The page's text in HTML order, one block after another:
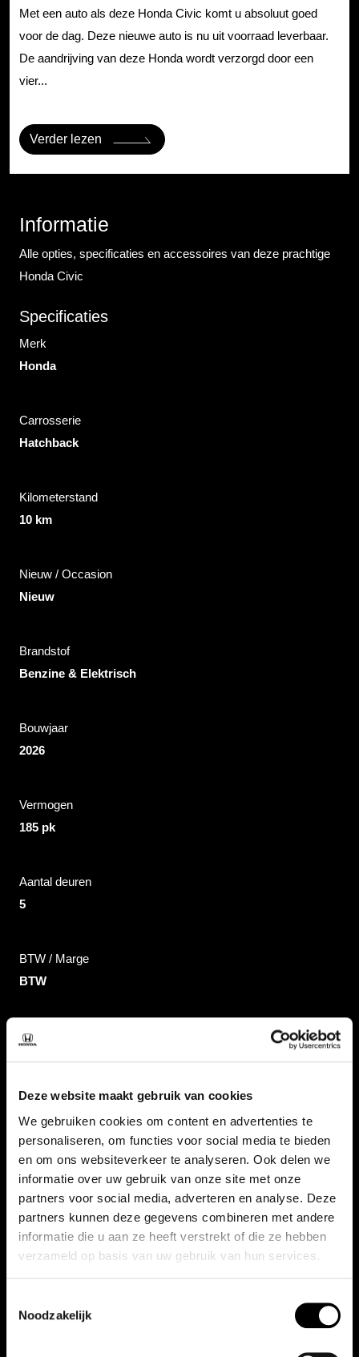
Deze website maakt gebruik van cookies
We gebruiken cookies om content en advertenties te
personaliseren, om functies voor social media te bieden
en om ons websiteverkeer te analyseren. Ook delen we
informatie over uw gebruik van onze site met onze
partners voor social media, adverteren en analyse. Deze
partners kunnen deze gegevens combineren met andere
informatie die u aan ze heeft verstrekt of die ze hebben
verzameld op basis van uw gebruik van hun services.
Noodzakelijk
Met een auto als deze Honda Civic komt u absoluut goed
voor de dag. Deze nieuwe auto is nu uit voorraad leverbaar.
De aandrijving van deze Honda wordt verzorgd door een
vier...
Verder lezen
Informatie
Alle opties, specificaties en accessoires van deze prachtige
Honda Civic
Specificaties
Merk
Honda
Carrosserie
Hatchback
Kilometerstand
10 km
Nieuw / Occasion
Nieuw
Brandstof
Benzine & Elektrisch
Bouwjaar
2026
Vermogen
185 pk
Aantal deuren
5
BTW / Marge
BTW
Bekijk alle specificaties